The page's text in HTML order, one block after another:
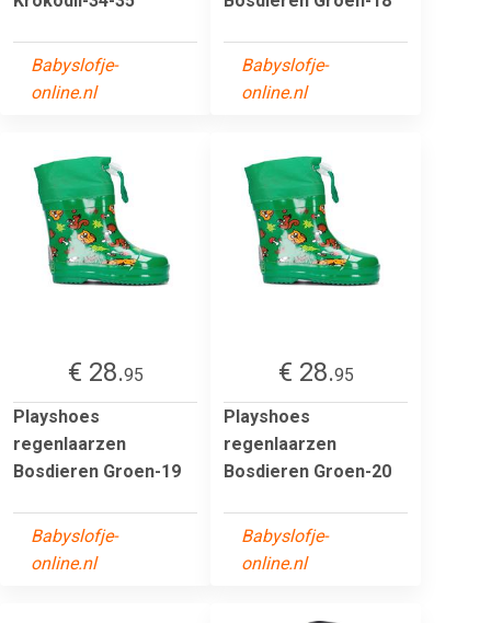
Babyslofje-
online.nl
Babyslofje-
online.nl
€ 28.95
Playshoes
regenlaarzen
Bosdieren Groen-19
Babyslofje-
online.nl
€ 28.95
Playshoes
regenlaarzen
Bosdieren Groen-20
Babyslofje-
online.nl